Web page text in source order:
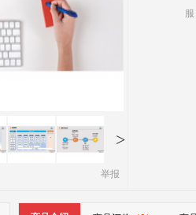
>
举报